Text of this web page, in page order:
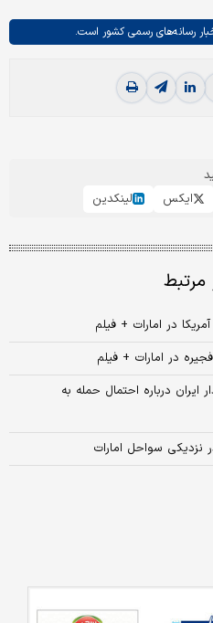
رسانه‌های رسمی کشور است.
ایکس لینکدین
مرتبط
در امارات + فیلم
در امارات + فیلم
درباره احتمال حمله به
سواحل امارات